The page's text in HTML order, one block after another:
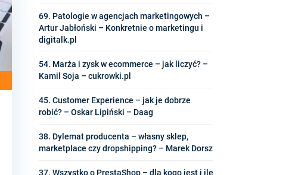
69. Patologie w agencjach marketingowych –
Artur Jabłoński – Konkretnie o marketingu i
digitalk.pl
54. Marża i zysk w ecommerce – jak liczyć? –
Kamil Soja – cukrowki.pl
45. Customer Experience – jak je dobrze
robić? – Oskar Lipiński – Daag
38. Dylemat producenta – własny sklep,
marketplace czy dropshipping? – Marek Dorsz
37. Wszystko o PrestaShop – dla kogo jest i ile